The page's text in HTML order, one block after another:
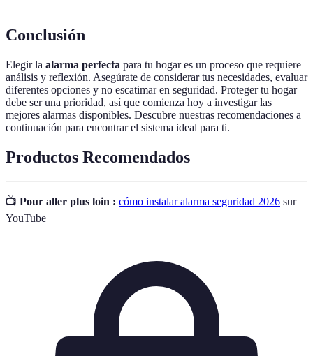
Conclusión
Elegir la alarma perfecta para tu hogar es un proceso que requiere
análisis y reflexión. Asegúrate de considerar tus necesidades, evaluar
diferentes opciones y no escatimar en seguridad. Proteger tu hogar
debe ser una prioridad, así que comienza hoy a investigar las
mejores alarmas disponibles. Descubre nuestras recomendaciones a
continuación para encontrar el sistema ideal para ti.
Productos Recomendados
📺 Pour aller plus loin : cómo instalar alarma seguridad 2026 sur
YouTube